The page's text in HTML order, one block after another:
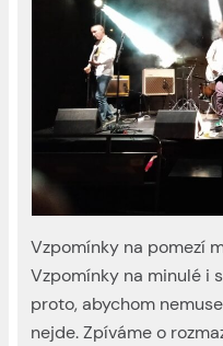
Vzpomínky na pomezí
Vzpomínky na minulé i
proto, abychom
nejde. Zpíváme o